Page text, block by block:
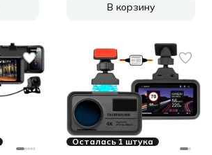
В корзину
Осталась 1 штука